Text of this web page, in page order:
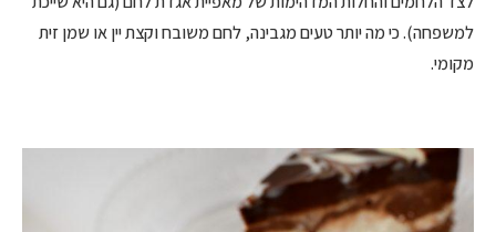
למשפחה). כי מה יותר טעים מגבינה, לחם משובח וקצת יין או שמן זית
מקומי.